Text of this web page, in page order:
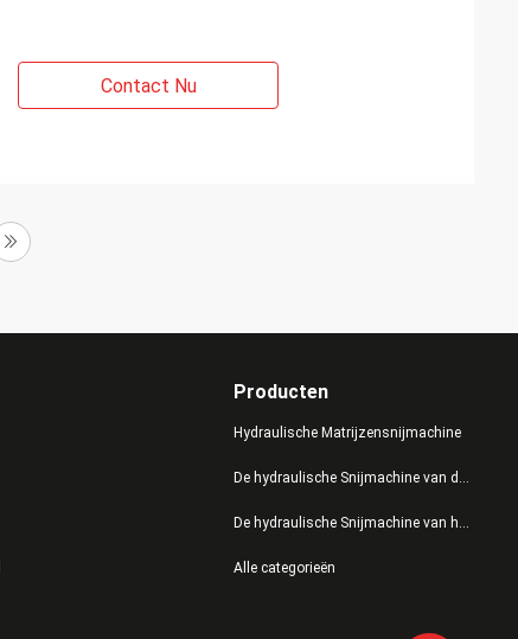
Contact Nu
Producten
Hydraulische Matrijzensnijmachine
De hydraulische Snijmachine van de Persmatrijs
De hydraulische Snijmachine van het Schommelingswapen
Alle categorieën